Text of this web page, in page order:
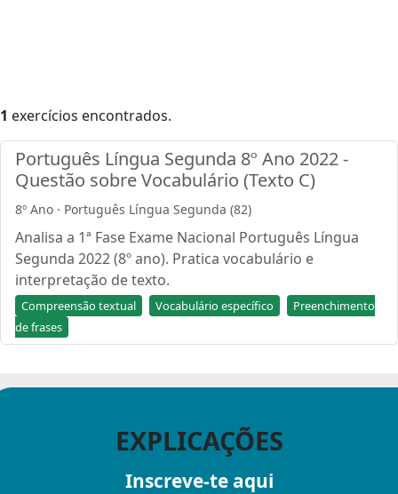
1 exercícios encontrados.
Português Língua Segunda 8º Ano 2022 -
Questão sobre Vocabulário (Texto C)
8º Ano · Português Língua Segunda (82)
Analisa a 1ª Fase Exame Nacional Português Língua
Segunda 2022 (8º ano). Pratica vocabulário e
interpretação de texto.
Compreensão textual Vocabulário específico
Preenchimento
de frases
EXPLICAÇÕES
Inscreve-te aqui